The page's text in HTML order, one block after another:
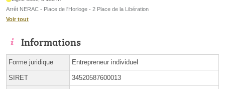
Arrêt NERAC - Place de l'Horloge - 2 Place de la Libération
Voir tout
Informations
Forme juridique Entrepreneur individuel
SIRET 34520587600013